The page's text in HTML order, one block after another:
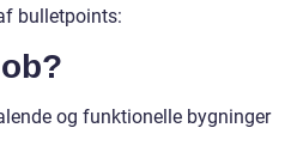
bulletpoints:
og funktionelle bygninger